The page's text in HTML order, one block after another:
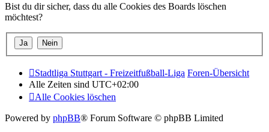
Bist du dir sicher, dass du alle Cookies des Boards löschen
möchtest?
Stadtliga Stuttgart - Freizeitfußball-Liga Foren-Übersicht
Alle Zeiten sind UTC+02:00
Alle Cookies löschen
Powered by phpBB® Forum Software © phpBB Limited